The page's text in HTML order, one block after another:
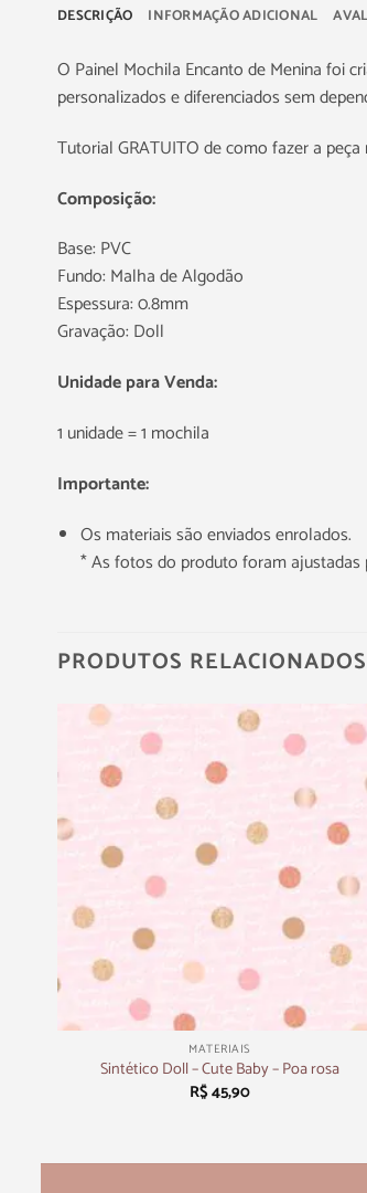
DESCRIÇÃO INFORMAÇÃO ADICIONAL
O Painel Mochila Encanto de Menina foi
personalizados e diferenciados sem
Tutorial GRATUITO de como fazer a
Composição:
Base: PVC
Fundo: Malha de Algodão
Espessura: 0.8mm
Gravação: Doll
Unidade para Venda:
1 unidade = 1 mochila
Importante:
Os materiais são enviados enrolados.
* As fotos do produto foram ajustadas
PRODUTOS RELACIONADOS
MATERIAIS
Sintético Doll – Cute Baby – Poa rosa
R$45,90